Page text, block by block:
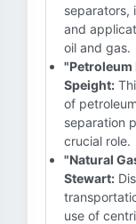
separators,
and
oil and gas.
"Petroleum
Speight:
of
separation
crucial role.
"Natural
Stewart:
use of